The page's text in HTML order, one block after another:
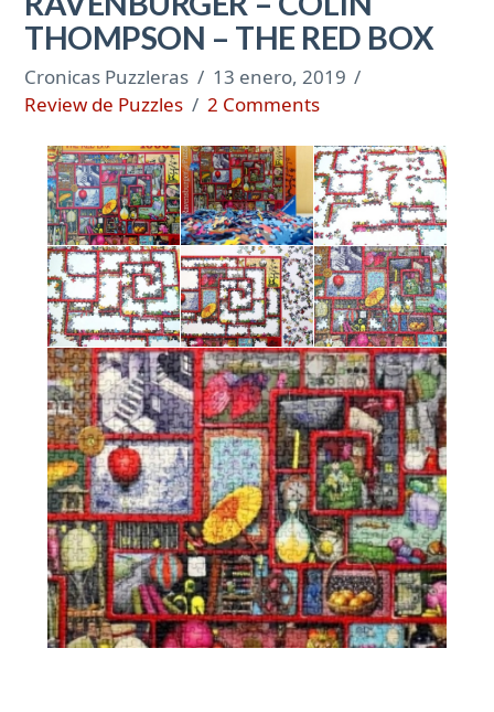
THOMPSON – THE RED BOX
Cronicas Puzzleras
13 enero, 2019
Review de Puzzles
2 Comments